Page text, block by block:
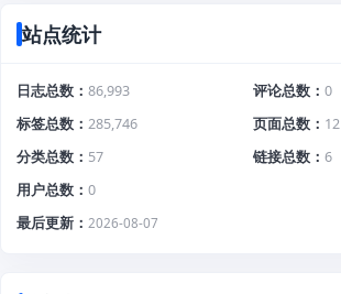
站点统计
日志总数 86,993 评论总数
0
标签总数
285,746 页面总数
12
分类总数
57 链接总数
6
用户总数
0
最后更新
2026-08-07